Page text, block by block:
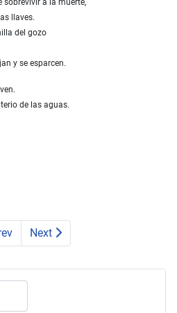
sobrevivir a la muerte,
llaves.
del gozo
y se esparcen.
de las aguas.
Next